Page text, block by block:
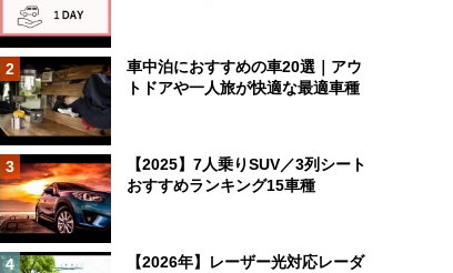
2
車中泊におすすめの車20選｜アウ
トドアや一人旅が快適な最適車種
3
【2025】7人乗りSUV／3列シート
おすすめランキング15車種
4
【2026年】レーザー光対応レーダ